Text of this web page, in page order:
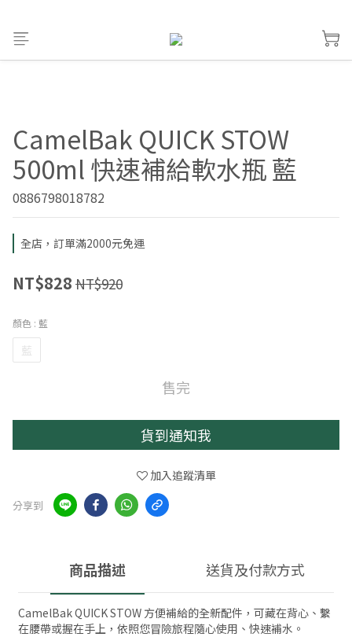
CamelBak QUICK STOW
500ml 快速補給軟水瓶 藍
0886798018782
全店，訂單滿2000元免運
NT$828 NT$920
顏色 : 藍
藍
售完
貨到通知我
加入追蹤清單
分享到
商品描述 送貨及付款方式
CamelBak QUICK STOW 方便補給的全新配件，可藏在背心、繫
在腰帶或握在手上，依照您冒險旅程隨心使用、快速補水。